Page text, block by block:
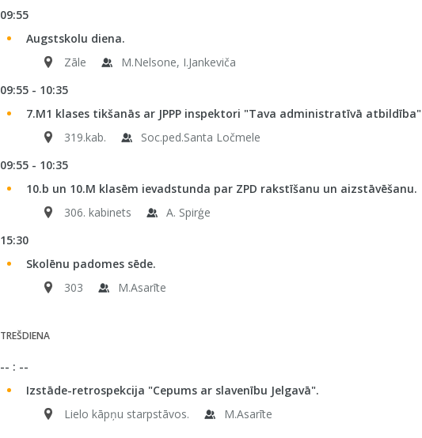
09:55
Augstskolu diena.
Zāle
M.Nelsone, I.Jankeviča
09:55 - 10:35
7.M1 klases tikšanās ar JPPP inspektori "Tava administratīvā atbildība"
319.kab.
Soc.ped.Santa Ločmele
09:55 - 10:35
10.b un 10.M klasēm ievadstunda par ZPD rakstīšanu un aizstāvēšanu.
306. kabinets
A. Spirģe
15:30
Skolēnu padomes sēde.
303
M.Asarīte
TREŠDIENA
-- : --
Izstāde-retrospekcija "Cepums ar slavenību Jelgavā".
Lielo kāpņu starpstāvos.
M.Asarīte